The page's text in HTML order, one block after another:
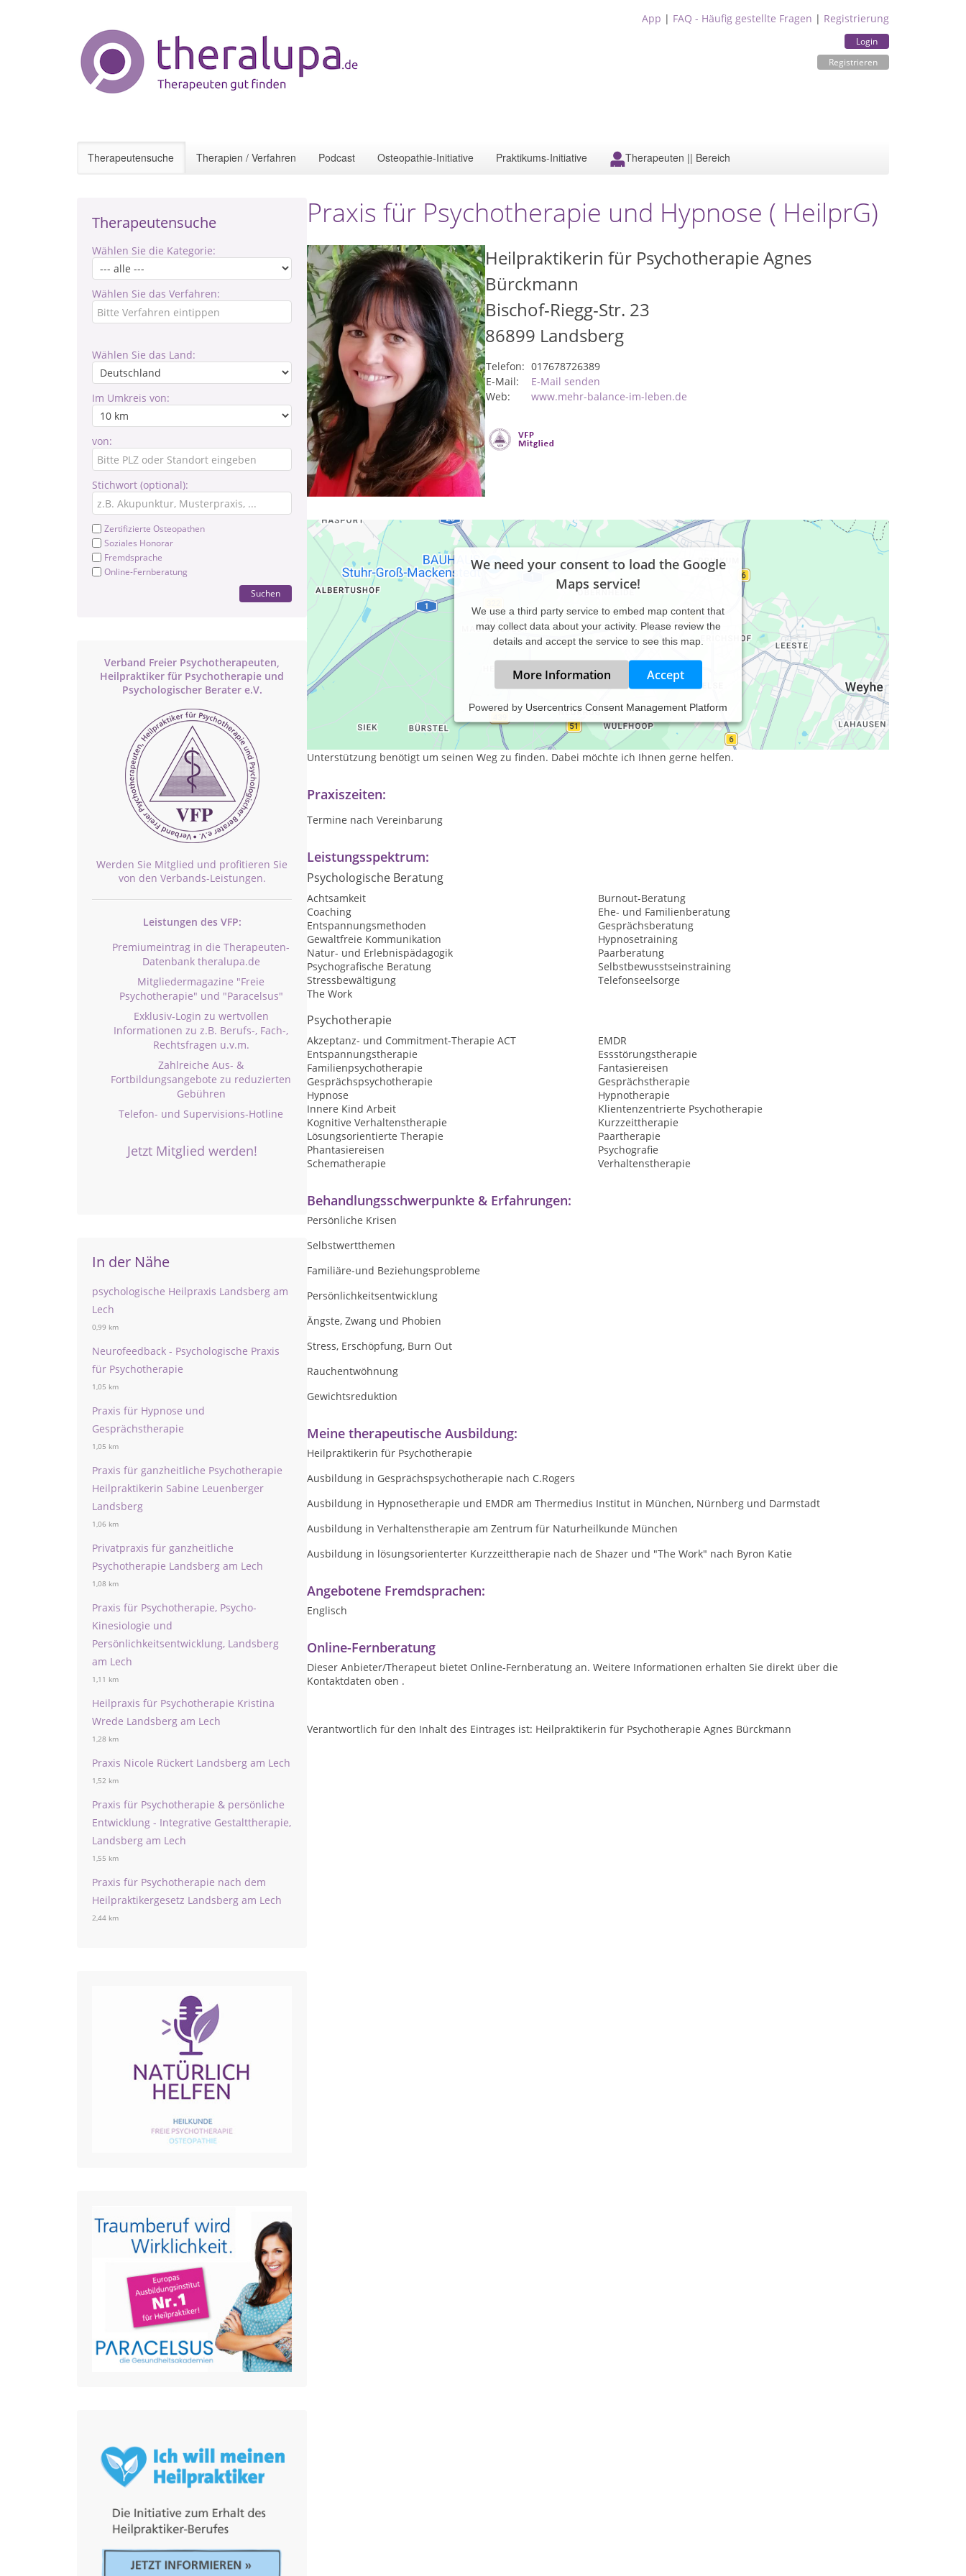
App | FAQ - Häufig gestellte Fragen | Registrierung
Login
Registrieren
Therapeutensuche Therapien / Verfahren Podcast Osteopathie-Initiative Praktikums-Initiative Therapeuten || Bereich
Therapeutensuche
Wählen Sie die Kategorie:
Wählen Sie das Verfahren:
Wählen Sie das Land:
Im Umkreis von:
von:
Stichwort (optional):
Zertifizierte Osteopathen
Soziales Honorar
Fremdsprache
Online-Fernberatung
Suchen
Verband Freier Psychotherapeuten,
Heilpraktiker für Psychotherapie und
Psychologischer Berater e.V.
Werden Sie Mitglied und profitieren Sie
von den Verbands-Leistungen.
Leistungen des VFP:
Premiumeintrag in die Therapeuten-
Datenbank theralupa.de
Mitgliedermagazine "Freie
Psychotherapie" und "Paracelsus"
Exklusiv-Login zu wertvollen
Informationen zu z.B. Berufs-, Fach-,
Rechtsfragen u.v.m.
Zahlreiche Aus- &
Fortbildungsangebote zu reduzierten
Gebühren
Telefon- und Supervisions-Hotline
Jetzt Mitglied werden!
In der Nähe
psychologische Heilpraxis Landsberg am
Lech
0,99 km
Neurofeedback - Psychologische Praxis
für Psychotherapie
1,05 km
Praxis für Hypnose und
Gesprächstherapie
1,05 km
Praxis für ganzheitliche Psychotherapie
Heilpraktikerin Sabine Leuenberger
Landsberg
1,06 km
Privatpraxis für ganzheitliche
Psychotherapie Landsberg am Lech
1,08 km
Praxis für Psychotherapie, Psycho-
Kinesiologie und
Persönlichkeitsentwicklung, Landsberg
am Lech
1,11 km
Heilpraxis für Psychotherapie Kristina
Wrede Landsberg am Lech
1,28 km
Praxis Nicole Rückert Landsberg am Lech
1,52 km
Praxis für Psychotherapie & persönliche
Entwicklung - Integrative Gestalttherapie,
Landsberg am Lech
1,55 km
Praxis für Psychotherapie nach dem
Heilpraktikergesetz Landsberg am Lech
2,44 km
Praxis für Psychotherapie und Hypnose ( HeilprG)
Heilpraktikerin für Psychotherapie Agnes
Bürckmann
Bischof-Riegg-Str. 23
86899 Landsberg
Telefon: 017678726389
E-Mail:
E-Mail senden
Web:
www.mehr-balance-im-leben.de
We need your consent to load the Google
Maps service!
We use a third party service to embed map content that
may collect data about your activity. Please review the
details and accept the service to see this map.
More Information Accept
Powered by Usercentrics Consent Management Platform
Ich bin überzeugt, dass jeder Mensch seine Lösung bereits in sich trägt und manchmal nur etwas Hilfe und
Unterstützung benötigt um seinen Weg zu finden. Dabei möchte ich Ihnen gerne helfen.
Praxiszeiten:
Termine nach Vereinbarung
Leistungsspektrum:
Psychologische Beratung
Achtsamkeit
Burnout-Beratung
Coaching
Ehe- und Familienberatung
Entspannungsmethoden
Gesprächsberatung
Gewaltfreie Kommunikation
Hypnosetraining
Natur- und Erlebnispädagogik
Paarberatung
Psychografische Beratung
Selbstbewusstseinstraining
Stressbewältigung
Telefonseelsorge
The Work
Psychotherapie
Akzeptanz- und Commitment-Therapie ACT
EMDR
Entspannungstherapie
Essstörungstherapie
Familienpsychotherapie
Fantasiereisen
Gesprächspsychotherapie
Gesprächstherapie
Hypnose
Hypnotherapie
Innere Kind Arbeit
Klientenzentrierte Psychotherapie
Kognitive Verhaltenstherapie
Kurzzeittherapie
Lösungsorientierte Therapie
Paartherapie
Phantasiereisen
Psychografie
Schematherapie
Verhaltenstherapie
Behandlungsschwerpunkte & Erfahrungen:
Persönliche Krisen
Selbstwertthemen
Familiäre-und Beziehungsprobleme
Persönlichkeitsentwicklung
Ängste, Zwang und Phobien
Stress, Erschöpfung, Burn Out
Rauchentwöhnung
Gewichtsreduktion
Meine therapeutische Ausbildung:
Heilpraktikerin für Psychotherapie
Ausbildung in Gesprächspsychotherapie nach C.Rogers
Ausbildung in Hypnosetherapie und EMDR am Thermedius Institut in München, Nürnberg und Darmstadt
Ausbildung in Verhaltenstherapie am Zentrum für Naturheilkunde München
Ausbildung in lösungsorienterter Kurzzeittherapie nach de Shazer und "The Work" nach Byron Katie
Angebotene Fremdsprachen:
Englisch
Online-Fernberatung
Dieser Anbieter/Therapeut bietet Online-Fernberatung an. Weitere Informationen erhalten Sie direkt über die
Kontaktdaten oben .
Verantwortlich für den Inhalt des Eintrages ist: Heilpraktikerin für Psychotherapie Agnes Bürckmann